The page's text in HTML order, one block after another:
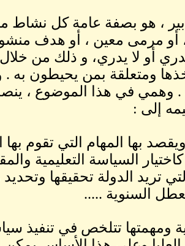
، هو بصفة عامة كل
أو مرمى معين ، أو هدف
أو لا يدري، و ذلك من خلال
ومتعلقة بمن يحيطون به
. وهمي في هذا الموضوع ،
إلى :
ويقصد بها المهام التي تقوم
كاختيار السياسة التعليمية
التي تريد الدولة تحقيقها
السنوية .....
ومهمتها تتلخص في تنفيذ